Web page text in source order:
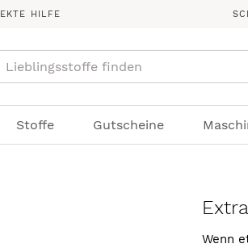
HILFE
Stoffe Gutscheine
Wenn